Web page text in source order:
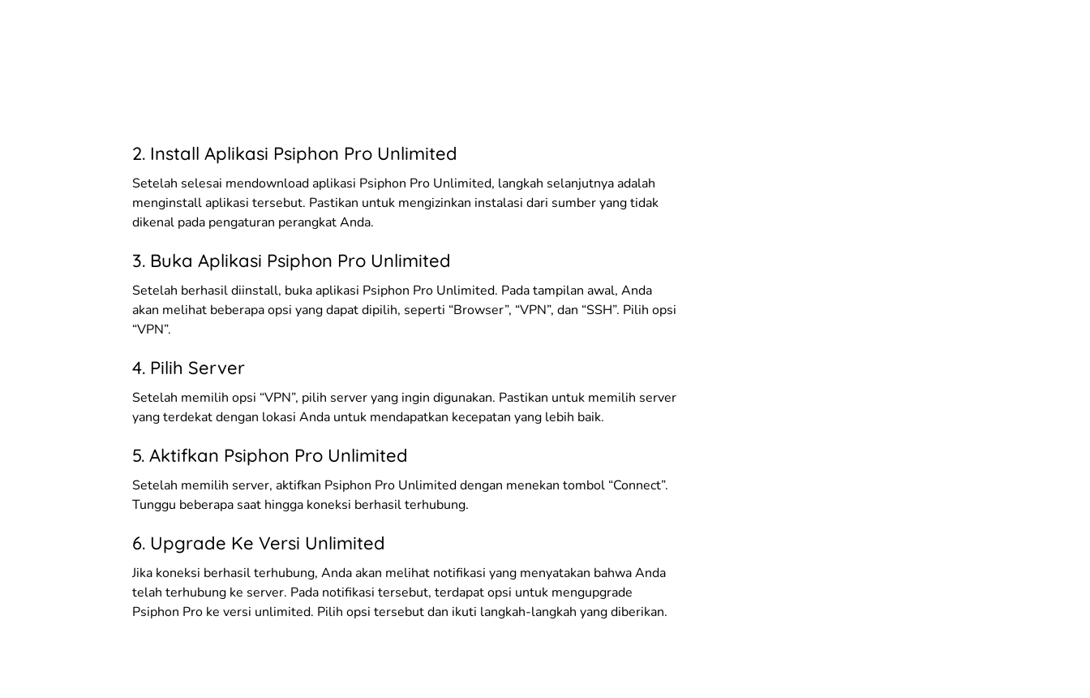
2. Install Aplikasi Psiphon Pro Unlimited
Setelah selesai mendownload aplikasi Psiphon Pro Unlimited, langkah selanjutnya adalah
menginstall aplikasi tersebut. Pastikan untuk mengizinkan instalasi dari sumber yang tidak
dikenal pada pengaturan perangkat Anda.
3. Buka Aplikasi Psiphon Pro Unlimited
Setelah berhasil diinstall, buka aplikasi Psiphon Pro Unlimited. Pada tampilan awal, Anda
akan melihat beberapa opsi yang dapat dipilih, seperti “Browser”, “VPN”, dan “SSH”. Pilih opsi
“VPN”.
4. Pilih Server
Setelah memilih opsi “VPN”, pilih server yang ingin digunakan. Pastikan untuk memilih server
yang terdekat dengan lokasi Anda untuk mendapatkan kecepatan yang lebih baik.
5. Aktifkan Psiphon Pro Unlimited
Setelah memilih server, aktifkan Psiphon Pro Unlimited dengan menekan tombol “Connect”.
Tunggu beberapa saat hingga koneksi berhasil terhubung.
6. Upgrade Ke Versi Unlimited
Jika koneksi berhasil terhubung, Anda akan melihat notifikasi yang menyatakan bahwa Anda
telah terhubung ke server. Pada notifikasi tersebut, terdapat opsi untuk mengupgrade
Psiphon Pro ke versi unlimited. Pilih opsi tersebut dan ikuti langkah-langkah yang diberikan.